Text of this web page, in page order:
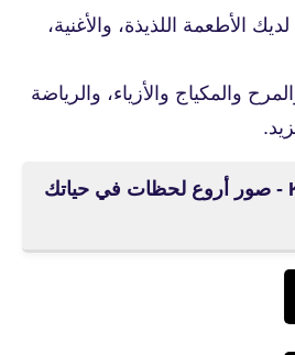
الأطعمة اللذيذة، والأغنية،
والمكياج والأزياء، والرياضة
تحميل تطبيق Kwai - صور أروع لحظات في حياتك